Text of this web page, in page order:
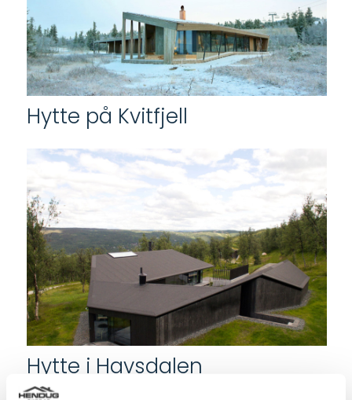
Hytte på Kvitfjell
Hytte i Havsdalen